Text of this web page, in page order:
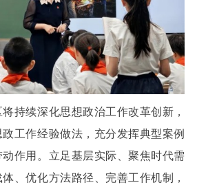
续深化思想政治工作改革创新，
工作经验做法，充分发挥典型案例
作用。立足基层实际、聚焦时代需
、优化方法路径、完善工作机制，